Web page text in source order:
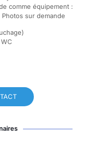
comme équipement :
Photos sur demande